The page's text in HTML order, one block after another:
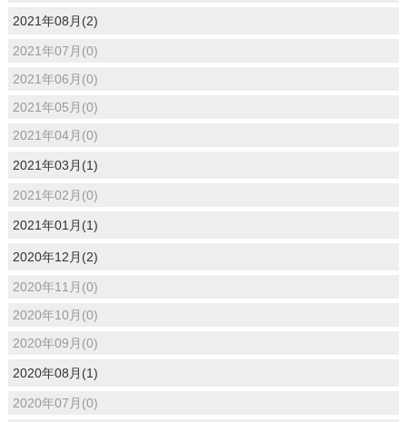
2021年08月(2)
2021年07月(0)
2021年06月(0)
2021年05月(0)
2021年04月(0)
2021年03月(1)
2021年02月(0)
2021年01月(1)
2020年12月(2)
2020年11月(0)
2020年10月(0)
2020年09月(0)
2020年08月(1)
2020年07月(0)